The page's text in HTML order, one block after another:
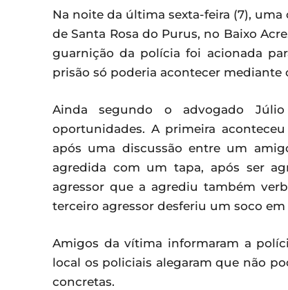
Na noite da última sexta-feira (7),
de Santa Rosa do Purus, no Baixo
guarnição da polícia foi acionada
prisão só poderia acontecer mediante
Ainda segundo o advogado
oportunidades. A primeira
após uma discussão entre um
agredida com um tapa, após ser
agressor que a agrediu também
terceiro agressor desferiu um soco em
Amigos da vítima informaram a
local os policiais alegaram que não
concretas.